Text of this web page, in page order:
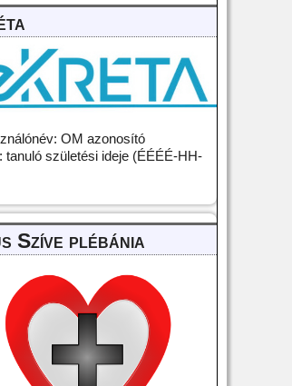
OM azonosító
tanuló születési ideje (ÉÉÉÉ-HH-
Szíve plébánia